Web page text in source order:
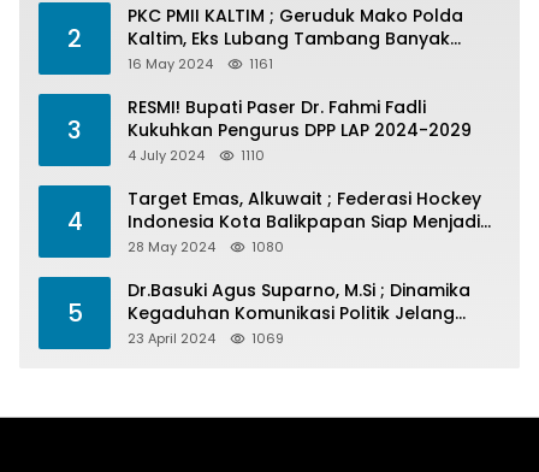
2
PKC PMII KALTIM ; Geruduk Mako Polda
Kaltim, Eks Lubang Tambang Banyak
Menelan Korban
16 May 2024 1161
3
RESMI! Bupati Paser Dr. Fahmi Fadli
Kukuhkan Pengurus DPP LAP 2024-2029
4 July 2024 1110
4
Target Emas, Alkuwait ; Federasi Hockey
Indonesia Kota Balikpapan Siap Menjadi
Barometer Prestasi Di Kaltim
28 May 2024 1080
5
Dr.Basuki Agus Suparno, M.Si ; Dinamika
Kegaduhan Komunikasi Politik Jelang
Pesta Politik 2024
23 April 2024 1069